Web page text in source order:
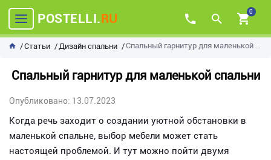
POSTELLI.RU 0
Статьи Дизайн спальни Спальный гарнитур для маленькой спальни
Спальный гарнитур для маленькой спальни
Опубликовано: 13.07.2023
Когда речь заходит о создании уютной обстановки в
маленькой спальне, выбор мебели может стать
настоящей проблемой. И тут можно пойти двумя